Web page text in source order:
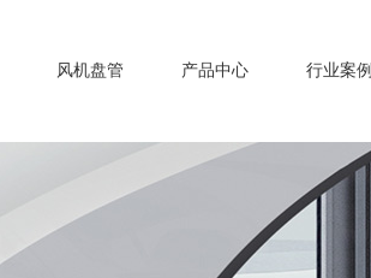
风机盘管 产品中心 行业案例